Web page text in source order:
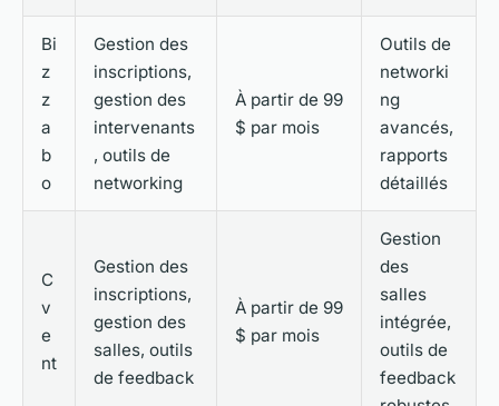
Bi
z
z
a
b
o
Gestion des
inscriptions,
gestion des
intervenants
, outils de
networking
À partir de 99
$ par mois
Outils de
networki
ng
avancés,
rapports
détaillés
C
v
e
nt
Gestion des
inscriptions,
gestion des
salles, outils
de feedback
À partir de 99
$ par mois
Gestion
des
salles
intégrée,
outils de
feedback